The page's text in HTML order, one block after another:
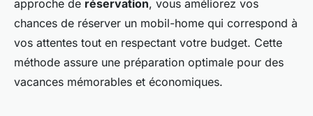
approche de réservation, vous améliorez vos
chances de réserver un mobil-home qui correspond à
vos attentes tout en respectant votre budget. Cette
méthode assure une préparation optimale pour des
vacances mémorables et économiques.